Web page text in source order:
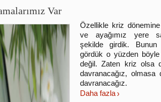
Var
Özellikle kriz dönemine
ve ayağımız yere
şekilde girdik.
gördük o yüzden böyle
değil. Zaten kriz olsa
davranacağız, olmasa
davranacağız.
Daha fazla